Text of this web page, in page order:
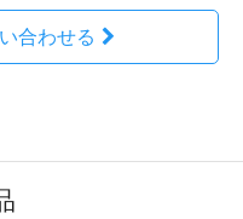
合わせる